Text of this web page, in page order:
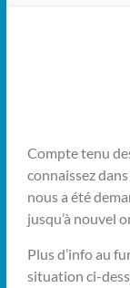
Compte tenu
connaissez
nous a été
jusqu’à nouvel
Plus d’info au
situation ci-